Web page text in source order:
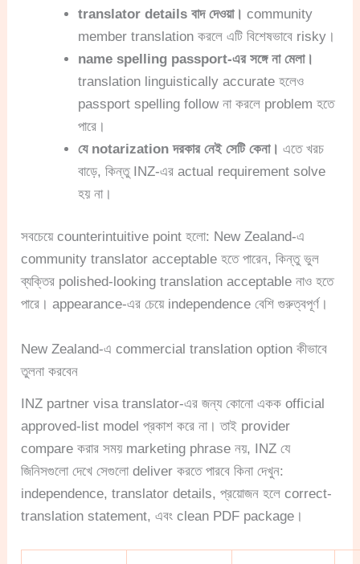
translator details বাদ দেওয়া। community
member translation করলে এটি বিশেষভাবে risky।
name spelling passport-এর সঙ্গে না মেলা।
translation linguistically accurate হলেও
passport spelling follow না করলে problem হতে
পারে।
যে notarization দরকার নেই সেটি কেনা। এতে খরচ
বাড়ে, কিন্তু INZ-এর actual requirement solve
হয় না।
সবচেয়ে counterintuitive point হলো: New Zealand-এ
community translator acceptable হতে পারেন, কিন্তু ভুল
ব্যক্তির polished-looking translation acceptable নাও হতে
পারে। appearance-এর চেয়ে independence বেশি গুরুত্বপূর্ণ।
New Zealand-এ commercial translation option কীভাবে
তুলনা করবেন
INZ partner visa translator-এর জন্য কোনো একক official
approved-list model প্রকাশ করে না। তাই provider
compare করার সময় marketing phrase নয়, INZ যে
জিনিসগুলো দেখে সেগুলো deliver করতে পারবে কিনা দেখুন:
independence, translator details, প্রয়োজন হলে correct-
translation statement, এবং clean PDF package।